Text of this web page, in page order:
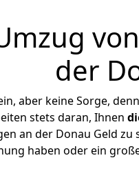
der
aber keine Sorge,
stets daran, Ihnen
an der Donau Geld
haben oder ein